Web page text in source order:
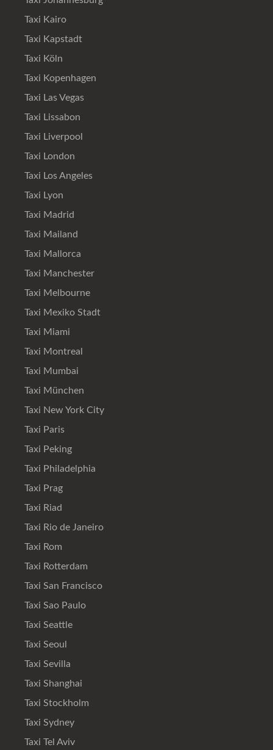
Taxi Kairo
Taxi Kapstadt
Taxi Köln
Taxi Kopenhagen
Taxi Las Vegas
Taxi Lissabon
Taxi Liverpool
Taxi London
Taxi Los Angeles
Taxi Lyon
Taxi Madrid
Taxi Mailand
Taxi Mallorca
Taxi Manchester
Taxi Melbourne
Taxi Mexiko Stadt
Taxi Miami
Taxi Montreal
Taxi Mumbai
Taxi München
Taxi New York City
Taxi Paris
Taxi Peking
Taxi Philadelphia
Taxi Prag
Taxi Riad
Taxi Rio de Janeiro
Taxi Rom
Taxi Rotterdam
Taxi San Francisco
Taxi Sao Paulo
Taxi Seattle
Taxi Seoul
Taxi Sevilla
Taxi Shanghai
Taxi Stockholm
Taxi Sydney
Taxi Tel Aviv